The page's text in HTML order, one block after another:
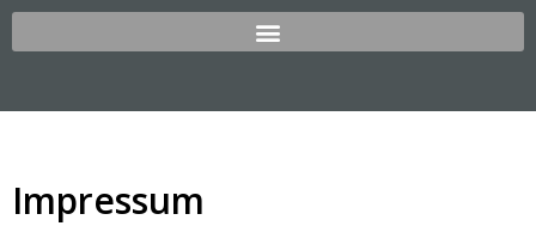
Impressum